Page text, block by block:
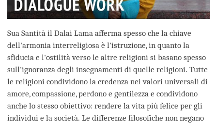
Sua Santità il Dalai Lama afferma spesso che la chiave
dell'armonia interreligiosa è l'istruzione, in quanto la
sfiducia e l'ostilità verso le altre religioni si basano spesso
sull'ignoranza degli insegnamenti di quelle religioni. Tutte
le religioni condividono la credenza nei valori universali di
amore, compassione, perdono e gentilezza e condividono
anche lo stesso obiettivo: rendere la vita più felice per gli
individui e la società. Le differenze filosofiche non negano